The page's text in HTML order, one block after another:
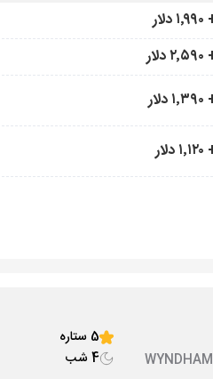
5 ستاره
4 شب